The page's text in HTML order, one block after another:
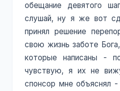
обещание девятого
слушай, ну я же вот
принял решение
свою жизнь заботе
которые написаны -
чувствую, я их не
спонсор мне объяснял